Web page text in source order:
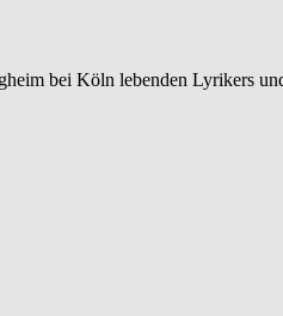
bei Köln lebenden Lyrikers